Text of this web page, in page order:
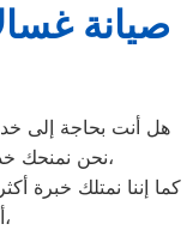
صيانة
هل أنت بحاجة إلى
نحن نمنحك خدمة الصيانة الفورية التي ترغب بها،
أنواع غسالات الأطباق،